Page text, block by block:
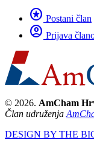
stars Postani član
account_circle Prijava
© 2026. AmCham
Član udruženja
DESIGN BY THE